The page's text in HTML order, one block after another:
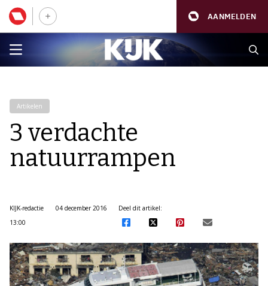
AANMELDEN
Artikelen
3 verdachte
natuurrampen
KIJK-redactie
04 december 2016
13:00
Deel dit artikel: